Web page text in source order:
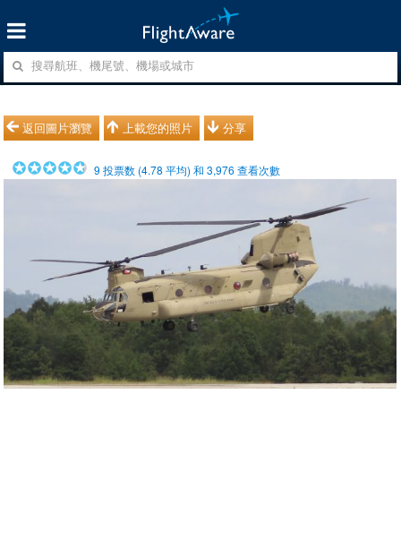
返回圖片瀏覽 上載您的照片 分享
9 投票数 (4.78 平均) 和3,976 查看次數